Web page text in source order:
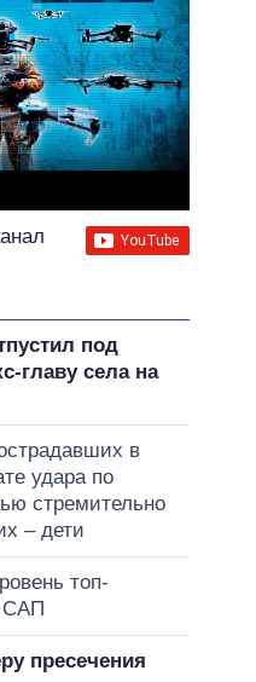
под
главу села на
в
удара по
стремительно
– дети
топ-
САП
пресечения